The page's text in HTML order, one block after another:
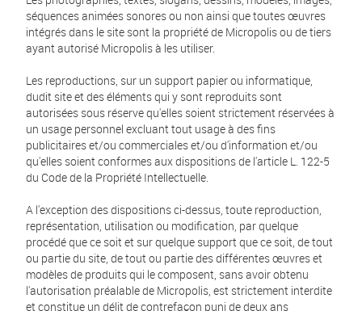
séquences animées sonores ou non ainsi que toutes œuvres
intégrés dans le site sont la propriété de Micropolis ou de tiers
ayant autorisé Micropolis à les utiliser.
Les reproductions, sur un support papier ou informatique,
dudit site et des éléments qui y sont reproduits sont
autorisées sous réserve qu'elles soient strictement réservées à
un usage personnel excluant tout usage à des fins
publicitaires et/ou commerciales et/ou d'information et/ou
qu'elles soient conformes aux dispositions de l'article L. 122-5
du Code de la Propriété Intellectuelle.
A l'exception des dispositions ci-dessus, toute reproduction,
représentation, utilisation ou modification, par quelque
procédé que ce soit et sur quelque support que ce soit, de tout
ou partie du site, de tout ou partie des différentes œuvres et
modèles de produits qui le composent, sans avoir obtenu
l'autorisation préalable de Micropolis, est strictement interdite
et constitue un délit de contrefaçon puni de deux ans